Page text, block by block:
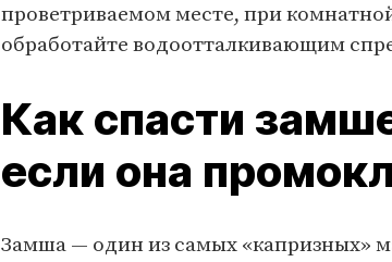
проветриваемом месте, при
обработайте водоотталкивающим
Как спасти
если она
Замша — один из самых «капризных»